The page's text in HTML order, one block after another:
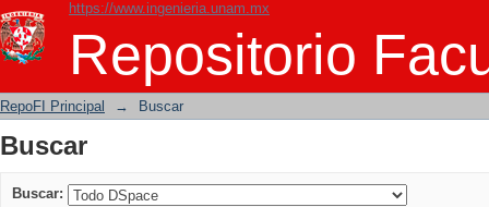
https://www.ingenieria.unam.mx
Repositorio
Buscar
RepoFI Principal → Buscar
Buscar
Buscar: